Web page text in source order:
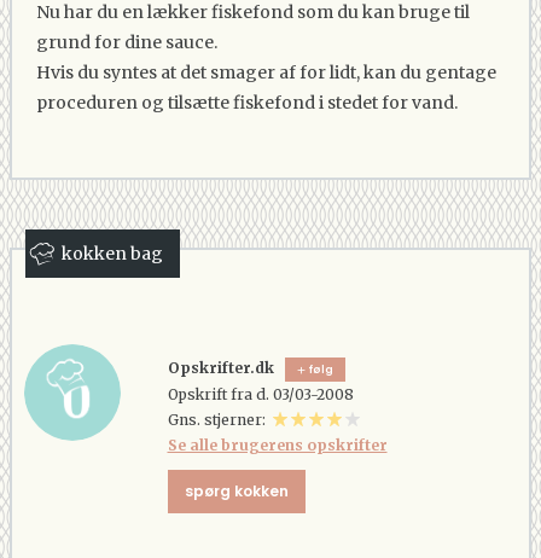
Nu har du en lækker fiskefond som du kan bruge til
grund for dine sauce.
Hvis du syntes at det smager af for lidt, kan du gentage
proceduren og tilsætte fiskefond i stedet for vand.
kokken bag
Opskrifter.dk følg
Opskrift fra d. 03/03-2008
Gns. stjerner:
Se alle brugerens opskrifter
spørg kokken